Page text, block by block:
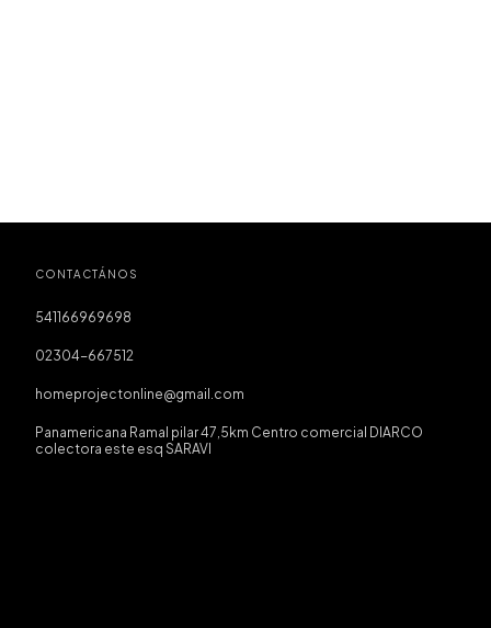
CONTACTÁNOS
541166969698
02304-667512
homeprojectonline@gmail.com
Panamericana Ramal pilar 47,5km Centro comercial DIARCO
colectora este esq SARAVI